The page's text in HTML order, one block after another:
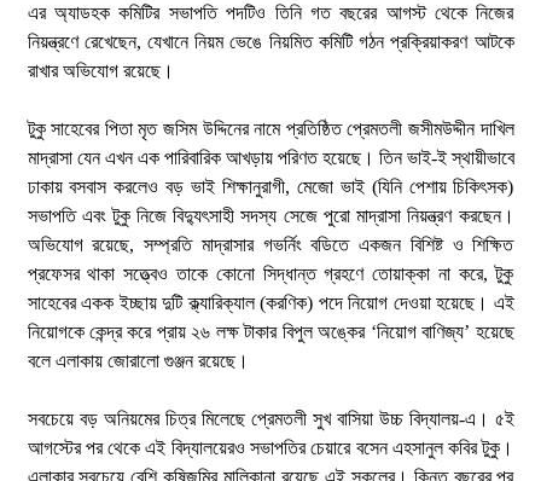
২৯ জুলাই, ২০২৬, ১২:২১ অপরাহ্ন
২৭ জুলাই, ২০২৬, ৩:১৫ অপরাহ্ন
প্রধানমন্ত্রীর কাছে নিরাপত্তা চাওয়ার পরদিনই
গোদাগাড়ীর শীর্ষ ব্যবসায়ী আজাদ আটক
২০ জুলাই, ২০২৬, ১:১৫ অপরাহ্ন
বাগমারায় যুবদলের নেতাকে পিটিয়ে আহত করলো
ছাত্রদলের তিন নেতা
১৭ জুলাই, ২০২৬, ৮:০৬ অপরাহ্ন
‘প্রযুক্তির সঙ্গে তাল মিলিয়ে সাংবাদিকদের এগিয়ে যেতে
হবে’- পিআইবির মহাপরিচালক
এর অ্যাডহক কমিটির সভাপতি পদটিও তিনি গত বছরের আগস্ট থেকে নিজের
নিয়ন্ত্রণে রেখেছেন, যেখানে নিয়ম ভেঙে নিয়মিত কমিটি গঠন প্রক্রিয়াকরণ আটকে
রাখার অভিযোগ রয়েছে।
​টুকু সাহেবের পিতা মৃত জসিম উদ্দিনের নামে প্রতিষ্ঠিত প্রেমতলী জসীমউদ্দীন দাখিল
মাদ্রাসা যেন এখন এক পারিবারিক আখড়ায় পরিণত হয়েছে। তিন ভাই-ই স্থায়ীভাবে
ঢাকায় বসবাস করলেও বড় ভাই শিক্ষানুরাগী, মেজো ভাই (যিনি পেশায় চিকিৎসক)
সভাপতি এবং টুকু নিজে বিদ্যুৎসাহী সদস্য সেজে পুরো মাদ্রাসা নিয়ন্ত্রণ করছেন।
অভিযোগ রয়েছে, সম্প্রতি মাদ্রাসার গভর্নিং বডিতে একজন বিশিষ্ট ও শিক্ষিত
প্রফেসর থাকা সত্ত্বেও তাকে কোনো সিদ্ধান্ত গ্রহণে তোয়াক্কা না করে, টুকু
সাহেবের একক ইচ্ছায় দুটি ক্ল্যারিক্যাল (করণিক) পদে নিয়োগ দেওয়া হয়েছে। এই
নিয়োগকে কেন্দ্র করে প্রায় ২৬ লক্ষ টাকার বিপুল অঙ্কের ‘নিয়োগ বাণিজ্য’ হয়েছে
বলে এলাকায় জোরালো গুঞ্জন রয়েছে।
​সবচেয়ে বড় অনিয়মের চিত্র মিলেছে প্রেমতলী সুখ বাসিয়া উচ্চ বিদ্যালয়-এ। ৫ই
আগস্টের পর থেকে এই বিদ্যালয়েরও সভাপতির চেয়ারে বসেন এহসানুল কবির টুকু।
এলাকার সবচেয়ে বেশি কৃষিজমির মালিকানা রয়েছে এই স্কুলের। কিন্তু বছরের পর